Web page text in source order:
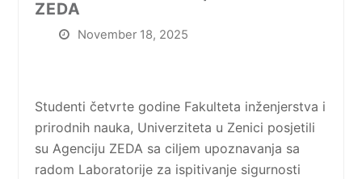
ZEDA
November 18, 2025
Studenti četvrte godine Fakulteta inženjerstva i
prirodnih nauka, Univerziteta u Zenici posjetili
su Agenciju ZEDA sa ciljem upoznavanja sa
radom Laboratorije za ispitivanje sigurnosti